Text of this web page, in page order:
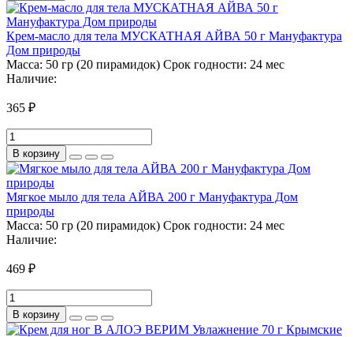
Крем-масло для тела МУСКАТНАЯ АЙВА 50 г Мануфактура
Дом природы
Масса: 50 гр (20 пирамидок) Срок годности: 24 мес
Наличие:
365 ₽
В корзину
Мягкое мыло для тела АЙВА 200 г Мануфактура Дом
природы
Масса: 50 гр (20 пирамидок) Срок годности: 24 мес
Наличие:
469 ₽
В корзину